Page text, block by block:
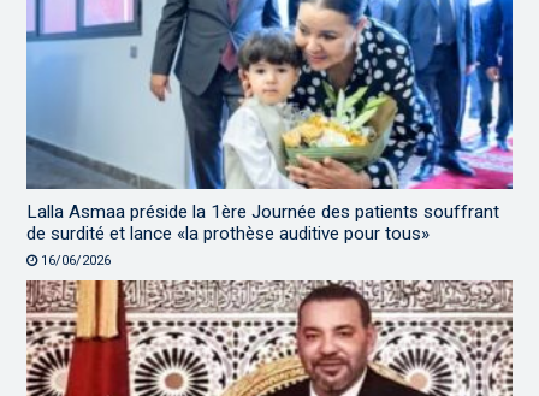
Lalla Asmaa préside la 1ère Journée des patients souffrant
de surdité et lance «la prothèse auditive pour tous»
16/06/2026